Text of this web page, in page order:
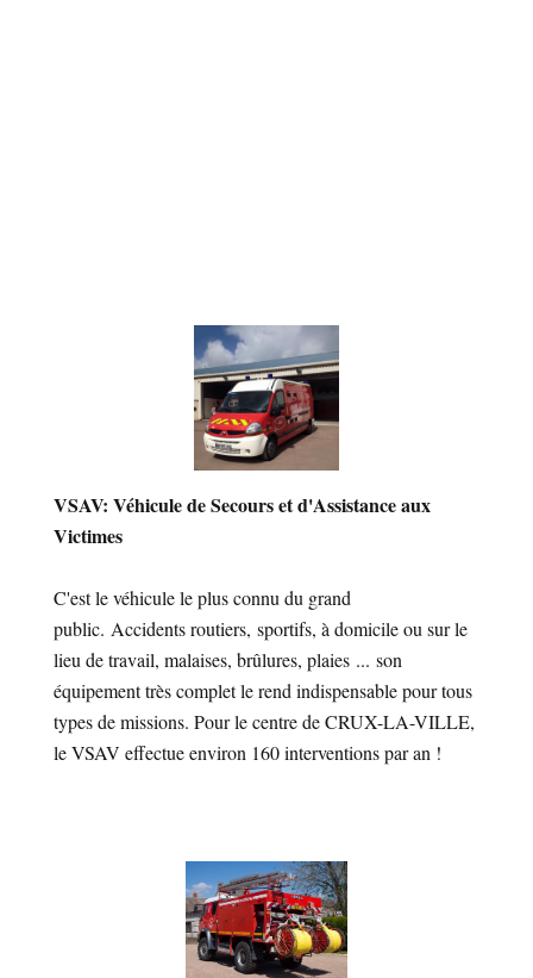
VSAV: Véhicule de Secours et d'Assistance aux
Victimes
C'est le véhicule le plus connu du grand
public. Accidents routiers, sportifs, à domicile ou sur le
lieu de travail, malaises, brûlures, plaies ... son
équipement très complet le rend indispensable pour tous
types de missions. Pour le centre de CRUX-LA-VILLE,
le VSAV effectue environ 160 interventions par an !